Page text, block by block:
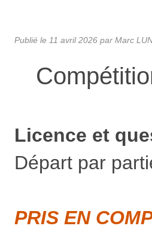
Publié le 11 avril 2026 par Marc
Licence et
Départ par
PRIS EN